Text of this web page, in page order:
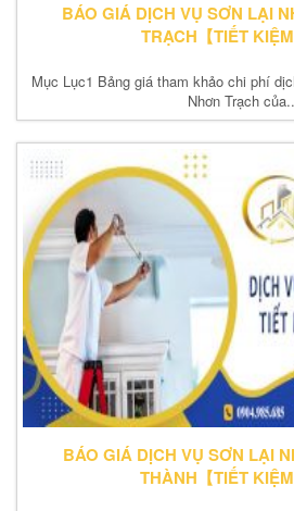
BÁO GIÁ DỊCH VỤ SƠN LẠI
TRẠCH【TIẾT KIỆM
Mục Lục1 Bảng giá tham khảo chi phí
Nhơn Trạch
BÁO GIÁ DỊCH VỤ SƠN LẠI
THÀNH【TIẾT KIỆM